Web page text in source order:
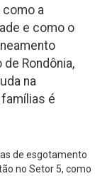
a
e como o
Rondônia,
na
é
de esgotamento
no Setor 5, como